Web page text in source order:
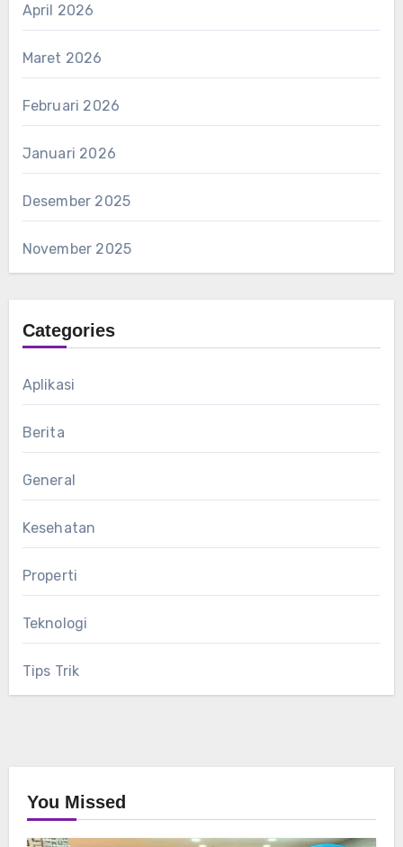
April 2026
Maret 2026
Februari 2026
Januari 2026
Desember 2025
November 2025
Categories
Aplikasi
Berita
General
Kesehatan
Properti
Teknologi
Tips Trik
You Missed